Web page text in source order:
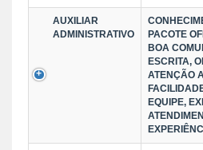
AUXILIAR
ADMINISTRATIVO
PACOTE
BOA
ESCRITA,
ATENÇÃO
EQUIPE,